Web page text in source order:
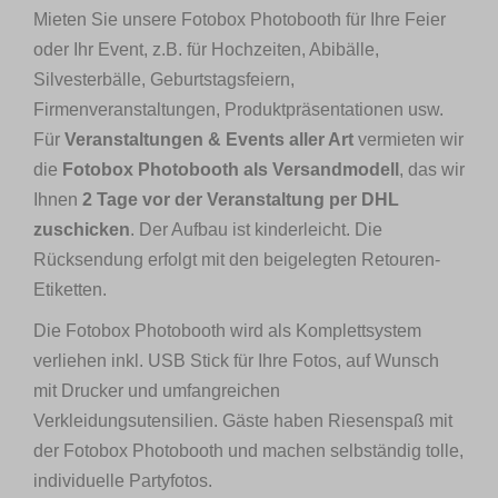
Mieten Sie unsere Fotobox Photobooth für Ihre Feier
oder Ihr Event, z.B. für Hochzeiten, Abibälle,
Silvesterbälle, Geburtstagsfeiern,
Firmenveranstaltungen, Produktpräsentationen usw.
Für Veranstaltungen & Events aller Art vermieten wir
die Fotobox Photobooth als Versandmodell , das wir
Ihnen 2 Tage vor der Veranstaltung per DHL
zuschicken. Der Aufbau ist kinderleicht. Die
Rücksendung erfolgt mit den beigelegten Retouren-
Etiketten.
Die Fotobox Photobooth wird als Komplettsystem
verliehen inkl. USB Stick für Ihre Fotos, auf Wunsch
mit Drucker und umfangreichen
Verkleidungsutensilien. Gäste haben Riesenspaß mit
der Fotobox Photobooth und machen selbständig tolle,
individuelle Partyfotos.